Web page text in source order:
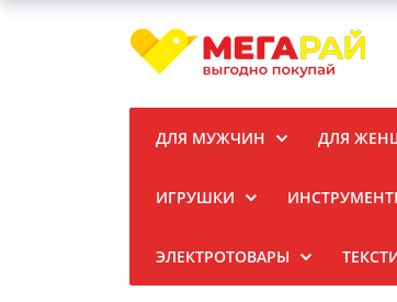
ДЛЯ МУЖЧИН ДЛЯ
ИГРУШКИ
ЭЛЕКТРОТОВАРЫ